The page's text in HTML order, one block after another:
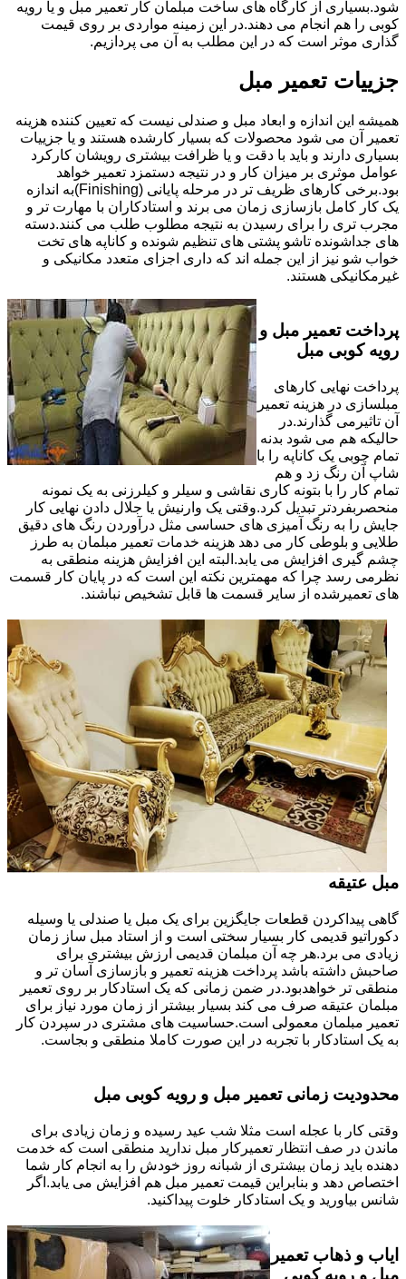
شود.بسیاری از کارگاه های ساخت مبلمان کار تعمیر مبل و یا رویه
کوبی را هم انجام می دهند.در این زمینه مواردی بر روی قیمت
گذاری موثر است که در این مطلب به آن می پردازیم.
جزییات تعمیر مبل
همیشه این اندازه و ابعاد مبل و صندلی نیست که تعیین کننده هزینه
تعمیر آن می شود محصولات که بسیار کارشده هستند و یا جزییات
بسیاری دارند و باید با دقت و یا ظرافت بیشتری رویشان کارکرد
عوامل موثری بر میزان کار و در نتیجه دستمزد تعمیر خواهد
بود.برخی کارهای ظریف تر در مرحله پایانی (Finishing)به اندازه
یک کار کامل بازسازی زمان می برند و استادکاران با مهارت تر و
مجرب تری را برای رسیدن به نتیجه مطلوب طلب می کنند.دسته
های جداشونده تاشو پشتی های تنظیم شونده و کاناپه های تخت
خواب شو نیز از این جمله اند که داری اجزای متعدد مکانیکی و
غیرمکانیکی هستند.
پرداخت تعمیر مبل و
رویه کوبی مبل
پرداخت نهایی کارهای
مبلسازی در هزینه تعمیر
آن تاثیرمی گذارند.در
حالیکه هم می شود بدنه
تمام چوبی یک کاناپه را با
شاپ آن رنگ زد و هم
تمام کار را با بتونه کاری نقاشی و سیلر و کیلرزنی به یک نمونه
منحصربفردتر تبدیل کرد.وقتی یک وارنیش یا جلال دادن نهایی کار
جایش را به رنگ آمیزی های حساسی مثل درآوردن رنگ های دقیق
طلایی و بلوطی کار می دهد هزینه خدمات تعمیر مبلمان به طرز
چشم گیری افزایش می یابد.البته این افزایش هزینه منطقی به
نظرمی رسد چرا که مهمترین نکته این است که در پایان کار قسمت
های تعمیرشده از سایر قسمت ها قابل تشخیص نباشند.
مبل عتیقه
گاهی پیداکردن قطعات جایگزین برای یک مبل یا صندلی یا وسیله
دکوراتیو قدیمی کار بسیار سختی است و از استاد مبل ساز زمان
زیادی می برد.هر چه آن مبلمان قدیمی ارزش بیشتری برای
صاحبش داشته باشد پرداخت هزینه تعمیر و بازسازی آسان تر و
منطقی تر خواهدبود.در ضمن زمانی که یک استادکار بر روی تعمیر
مبلمان عتیقه صرف می کند بسیار بیشتر از زمان مورد نیاز برای
تعمیر مبلمان معمولی است.حساسیت های مشتری در سپردن کار
به یک استادکار با تجربه در این صورت کاملا منطقی و بجاست.
محدودیت زمانی تعمیر مبل و رویه کوبی مبل
وقتی کار با عجله است مثلا شب عید رسیده و زمان زیادی برای
ماندن در صف انتظار تعمیرکار مبل ندارید منطقی است که خدمت
دهنده باید زمان بیشتری از شبانه روز خودش را به انجام کار شما
اختصاص دهد و بنابراین قیمت تعمیر مبل هم افزایش می یابد.اگر
شانس بیاورید و یک استادکار خلوت پیداکنید.
ایاب و ذهاب تعمیر
مبل و رویه کوبی